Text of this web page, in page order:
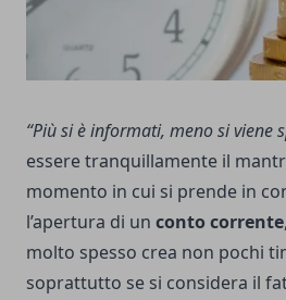
“Più si è informati, meno si viene
essere tranquillamente il
momento in cui si prende in
l’apertura di un conto corrente
molto spesso crea non pochi
soprattutto se si considera il